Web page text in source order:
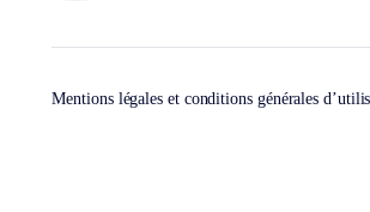
Mentions légales et conditions générales